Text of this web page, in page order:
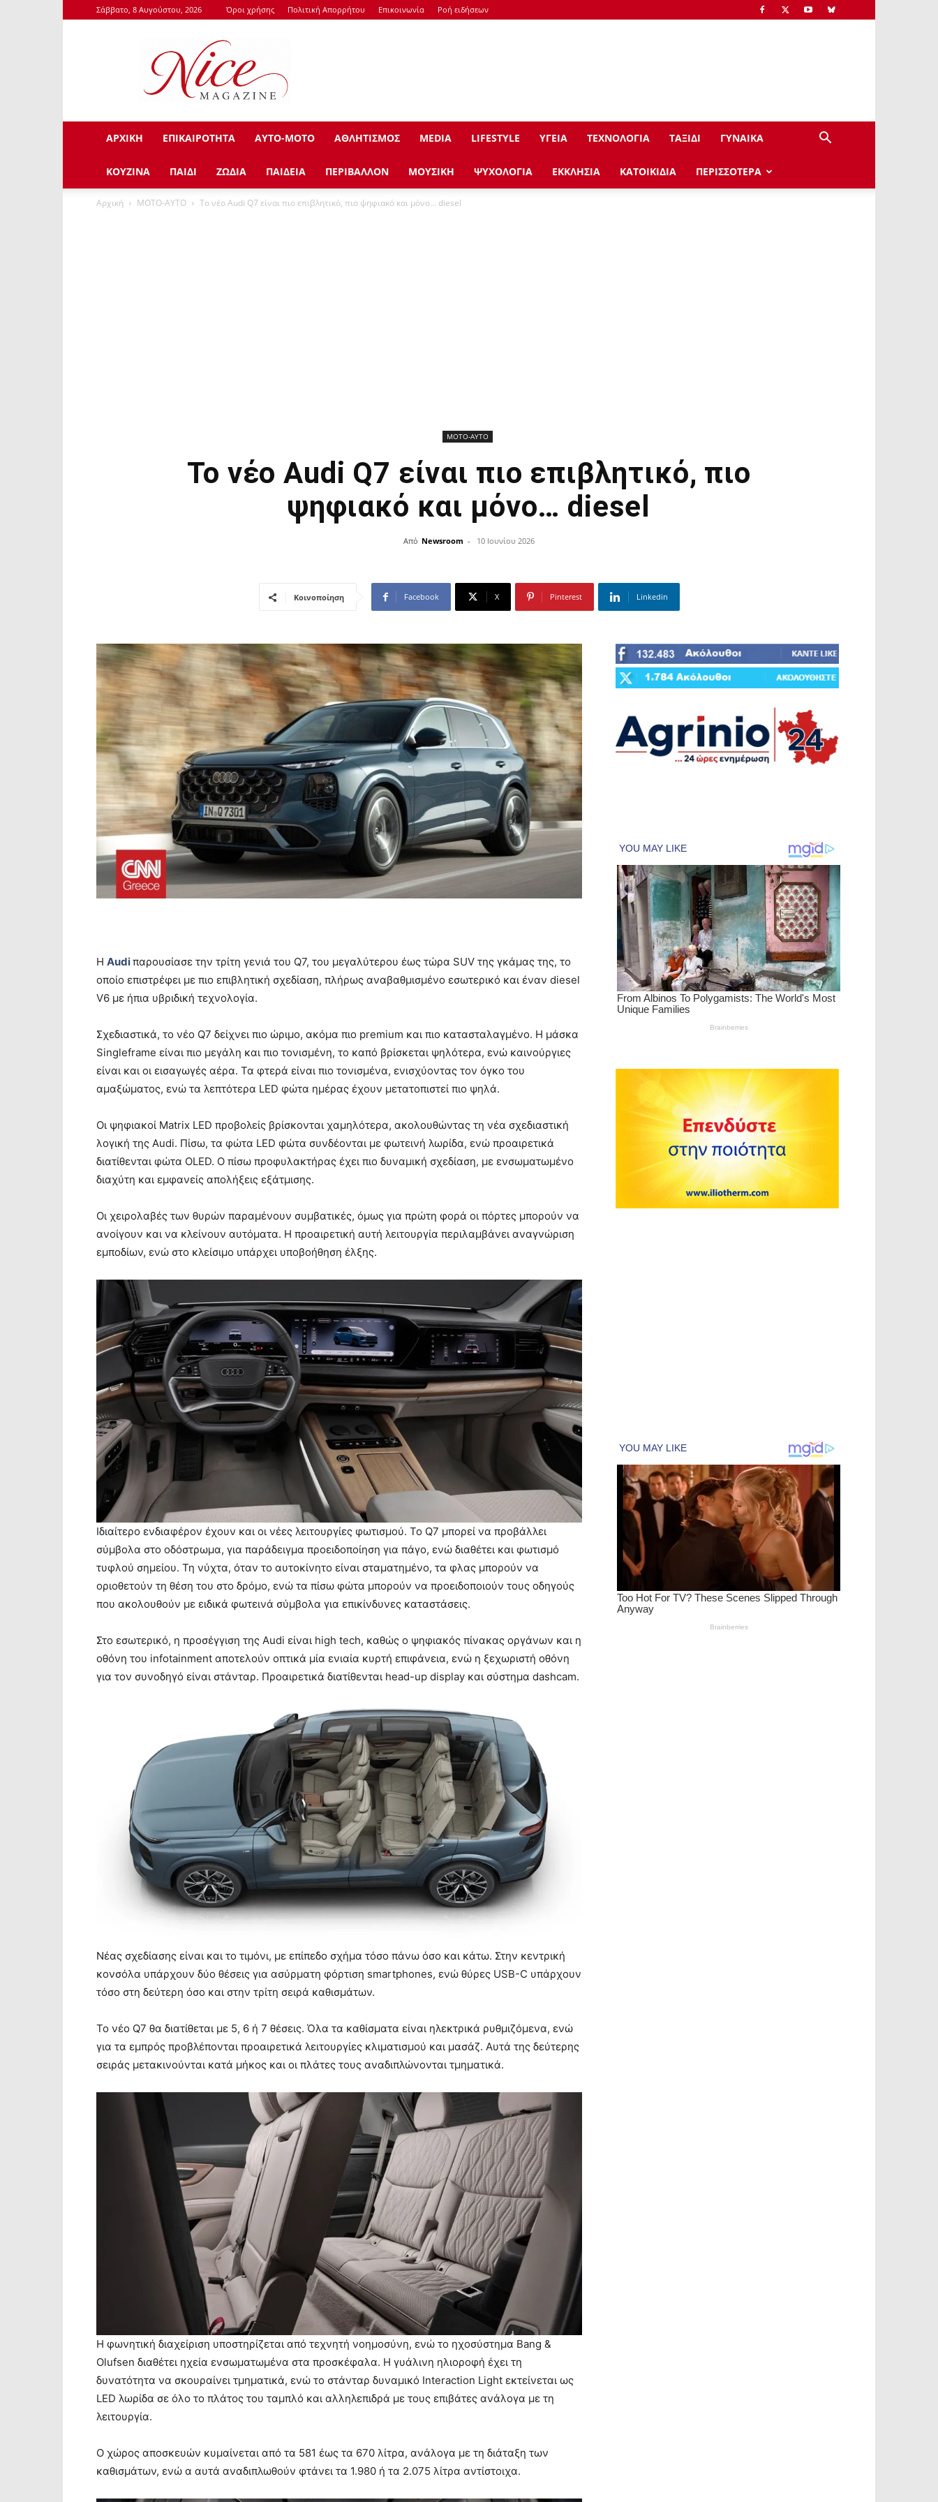
Σάββατο, 8 Αυγούστου, 2026 Όροι χρήσης Πολιτική Απορρήτου Επικοινωνία Ροή ειδήσεων
NiceMagazine.Gr
ΑΡΧΙΚΗ ΕΠΙΚΑΙΡΟΤΗΤΑ ΑΥΤΟ-ΜΟΤΟ ΑΘΛΗΤΙΣΜΟΣ ΜEDIA LIFESTYLE ΥΓΕΙΑ ΤΕΧΝΟΛΟΓΙΑ ΤΑΞΙΔΙ ΓΥΝΑΙΚΑ
ΚΟΥΖΙΝΑ ΠΑΙΔΙ ΖΩΔΙΑ ΠΑΙΔΕΙΑ ΠΕΡΙΒΑΛΛΟΝ ΜΟΥΣΙΚΗ ΨΥΧΟΛΟΓΙΑ ΕΚΚΛΗΣΙΑ ΚΑΤΟΙΚΙΔΙΑ ΠΕΡΙΣΣΟΤΕΡΑ
Αρχική ΜΟΤΟ-ΑΥΤΟ Το νέο Audi Q7 είναι πιο επιβλητικό, πιο ψηφιακό και μόνο… diesel
ΜΟΤΟ-ΑΥΤΟ
Το νέο Audi Q7 είναι πιο επιβλητικό, πιο
ψηφιακό και μόνο… diesel
Από Newsroom - 10 Ιουνίου 2026
Κοινοποίηση Facebook X Pinterest Linkedin
Η Audiπαρουσίασε την τρίτη γενιά του Q7, του μεγαλύτερου έως τώρα SUV της γκάμας της, το
οποίο επιστρέφει με πιο επιβλητική σχεδίαση, πλήρως αναβαθμισμένο εσωτερικό και έναν diesel
V6 με ήπια υβριδική τεχνολογία.
Σχεδιαστικά, το νέο Q7 δείχνει πιο ώριμο, ακόμα πιο premium και πιο κατασταλαγμένο. Η μάσκα
Singleframe είναι πιο μεγάλη και πιο τονισμένη, το καπό βρίσκεται ψηλότερα, ενώ καινούργιες
είναι και οι εισαγωγές αέρα. Τα φτερά είναι πιο τονισμένα, ενισχύοντας τον όγκο του
αμαξώματος, ενώ τα λεπτότερα LED φώτα ημέρας έχουν μετατοπιστεί πιο ψηλά.
Οι ψηφιακοί Matrix LED προβολείς βρίσκονται χαμηλότερα, ακολουθώντας τη νέα σχεδιαστική
λογική της Audi. Πίσω, τα φώτα LED φώτα συνδέονται με φωτεινή λωρίδα, ενώ προαιρετικά
διατίθενται φώτα OLED. Ο πίσω προφυλακτήρας έχει πιο δυναμική σχεδίαση, με ενσωματωμένο
διαχύτη και εμφανείς απολήξεις εξάτμισης.
Οι χειρολαβές των θυρών παραμένουν συμβατικές, όμως για πρώτη φορά οι πόρτες μπορούν να
ανοίγουν και να κλείνουν αυτόματα. Η προαιρετική αυτή λειτουργία περιλαμβάνει αναγνώριση
εμποδίων, ενώ στο κλείσιμο υπάρχει υποβοήθηση έλξης.
Ιδιαίτερο ενδιαφέρον έχουν και οι νέες λειτουργίες φωτισμού. Το Q7 μπορεί να προβάλλει
σύμβολα στο οδόστρωμα, για παράδειγμα προειδοποίηση για πάγο, ενώ διαθέτει και φωτισμό
τυφλού σημείου. Τη νύχτα, όταν το αυτοκίνητο είναι σταματημένο, τα φλας μπορούν να
οριοθετούν τη θέση του στο δρόμο, ενώ τα πίσω φώτα μπορούν να προειδοποιούν τους οδηγούς
που ακολουθούν με ειδικά φωτεινά σύμβολα για επικίνδυνες καταστάσεις.
Στο εσωτερικό, η προσέγγιση της Audi είναι high tech, καθώς ο ψηφιακός πίνακας οργάνων και η
οθόνη του infotainment αποτελούν οπτικά μία ενιαία κυρτή επιφάνεια, ενώ η ξεχωριστή οθόνη
για τον συνοδηγό είναι στάνταρ. Προαιρετικά διατίθενται head-up display και σύστημα dashcam.
Νέας σχεδίασης είναι και το τιμόνι, με επίπεδο σχήμα τόσο πάνω όσο και κάτω. Στην κεντρική
κονσόλα υπάρχουν δύο θέσεις για ασύρματη φόρτιση smartphones, ενώ θύρες USB-C υπάρχουν
τόσο στη δεύτερη όσο και στην τρίτη σειρά καθισμάτων.
Το νέο Q7 θα διατίθεται με 5, 6 ή 7 θέσεις. Όλα τα καθίσματα είναι ηλεκτρικά ρυθμιζόμενα, ενώ
για τα εμπρός προβλέπονται προαιρετικά λειτουργίες κλιματισμού και μασάζ. Αυτά της δεύτερης
σειράς μετακινούνται κατά μήκος και οι πλάτες τους αναδιπλώνονται τμηματικά.
Η φωνητική διαχείριση υποστηρίζεται από τεχνητή νοημοσύνη, ενώ το ηχοσύστημα Bang &
Olufsen διαθέτει ηχεία ενσωματωμένα στα προσκέφαλα. Η γυάλινη ηλιοροφή έχει τη
δυνατότητα να σκουραίνει τμηματικά, ενώ το στάνταρ δυναμικό Interaction Light εκτείνεται ως
LED λωρίδα σε όλο το πλάτος του ταμπλό και αλληλεπιδρά με τους επιβάτες ανάλογα με τη
λειτουργία.
Ο χώρος αποσκευών κυμαίνεται από τα 581 έως τα 670 λίτρα, ανάλογα με τη διάταξη των
καθισμάτων, ενώ α αυτά αναδιπλωθούν φτάνει τα 1.980 ή τα 2.075 λίτρα αντίστοιχα.